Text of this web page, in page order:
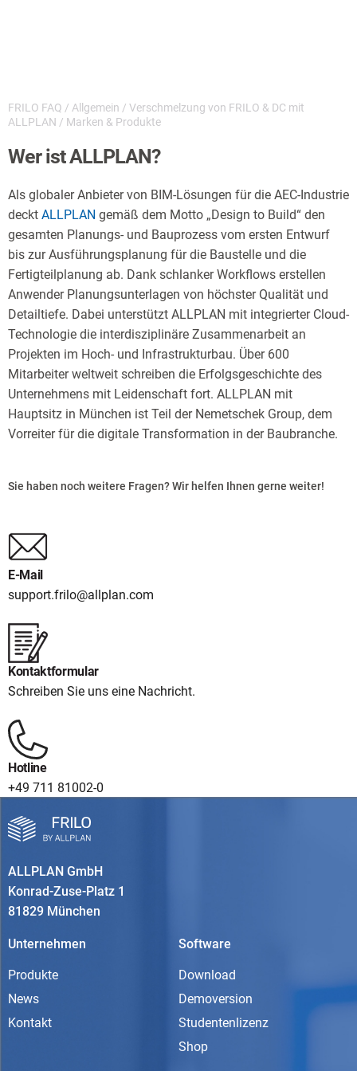
FRILO FAQ / Allgemein / Verschmelzung von FRILO & DC mit
ALLPLAN / Marken & Produkte
Wer ist ALLPLAN?
Als globaler Anbieter von BIM-Lösungen für die AEC-Industrie
deckt ALLPLAN gemäß dem Motto „Design to Build“ den
gesamten Planungs- und Bauprozess vom ersten Entwurf
bis zur Ausführungsplanung für die Baustelle und die
Fertigteilplanung ab. Dank schlanker Workflows erstellen
Anwender Planungsunterlagen von höchster Qualität und
Detailtiefe. Dabei unterstützt ALLPLAN mit integrierter Cloud-
Technologie die interdisziplinäre Zusammenarbeit an
Projekten im Hoch- und Infrastrukturbau. Über 600
Mitarbeiter weltweit schreiben die Erfolgsgeschichte des
Unternehmens mit Leidenschaft fort. ALLPLAN mit
Hauptsitz in München ist Teil der Nemetschek Group, dem
Vorreiter für die digitale Transformation in der Baubranche.
Sie haben noch weitere Fragen? Wir helfen Ihnen gerne weiter!
E-Mail
support.frilo@allplan.com
Kontaktformular
Schreiben Sie uns eine Nachricht.
Hotline
+49 711 81002-0
ALLPLAN GmbH
Konrad-Zuse-Platz 1
81829 München
Unternehmen
Produkte
News
Kontakt
Software
Download
Demoversion
Studentenlizenz
Shop